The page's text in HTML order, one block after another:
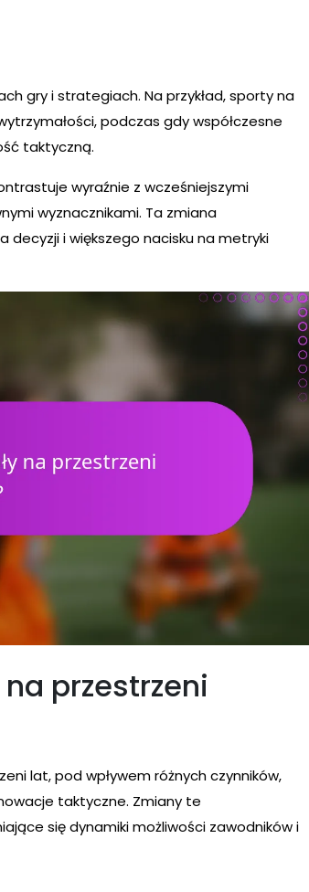
gry i strategiach. Na przykład, sporty na
podczas gdy współczesne
taktyczną.
wyraźnie z wcześniejszymi
wyznacznikami. Ta zmiana
decyzji i większego nacisku na metryki
przestrzeni
lat, pod wpływem różnych czynników,
taktyczne. Zmiany te
się dynamiki możliwości zawodników i